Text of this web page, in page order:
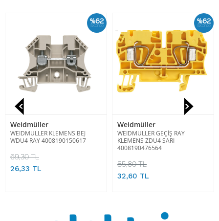
%62
İskonto
Weidmüller
WEIDMULLER KLEMENS BEJ
WDU4 RAY 4008190150617
69,30 TL
26,33 TL
%62
İskonto
Weidmüller
WEIDMULLER GEÇİŞ RAY
KLEMENS ZDU4 SARI
4008190476564
85,80 TL
32,60 TL